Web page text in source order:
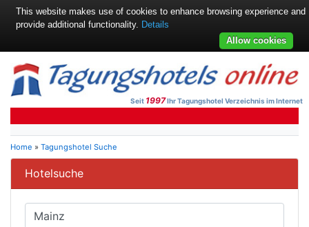
Seit 1997Ihr Tagungshotel Verzeichnis im Internet
Home » Tagungshotel Suche
Hotelsuche
This website makes use of cookies to enhance browsing experience and
provide additional functionality. Details
Allow cookies